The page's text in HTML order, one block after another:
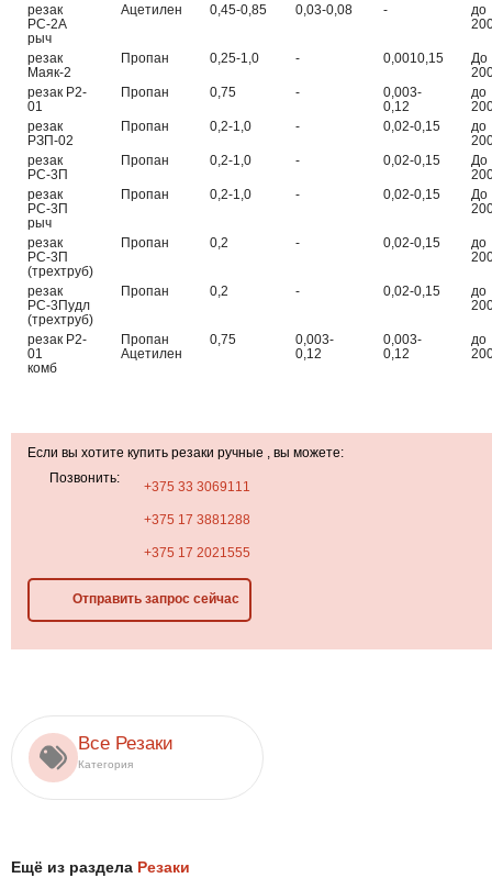
резак
РС-2А
рыч
Ацетилен 0,45-0,85 0,03-0,08 -
до
резак
Маяк-2
Пропан 0,25-1,0 - 0,0010,15
До
резак Р2-
01
Пропан 0,75 -
0,003-
0,12
до
резак
РЗП-02
Пропан 0,2-1,0 - 0,02-0,15
до
резак
РС-3П
Пропан 0,2-1,0 - 0,02-0,15
До
резак
РС-3П
рыч
Пропан 0,2-1,0 - 0,02-0,15
До
резак
РС-3П
(трехтруб)
Пропан 0,2 - 0,02-0,15
до
резак
РС-3Пудл
(трехтруб)
Пропан 0,2 - 0,02-0,15
до
резак Р2-
01
комб
Пропан
Ацетилен
0,75
0,003-
0,12
0,003-
0,12
до
Если вы хотите купить резаки ручные , вы можете:
Позвонить:
+375 33 3069111
+375 17 3881288
+375 17 2021555
Отправить запрос сейчас
Все Резаки
Категория
Ещё из раздела Резаки